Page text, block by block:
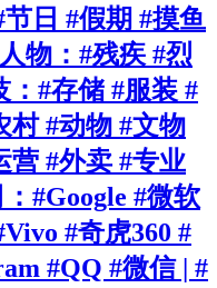
日 #假期 #摸鱼
物：#残疾 #烈
#存储 #服装 #
村 #动物 #文物
营 #外卖 #专业
#Google #微软
#奇虎360 #
#QQ #微信 | #